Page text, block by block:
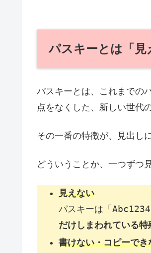
パスキーとは「見
パスキーとは、これまでの
点をなくした、新しい世代の
その一番の特徴が、見出し
どういうことか、一つずつ
見えない
パスキーは「
だけしまわれている
書けない・コピーでき